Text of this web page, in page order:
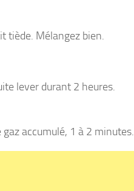
tiède. Mélangez bien.
lever durant 2 heures.
accumulé, 1 à 2 minutes.